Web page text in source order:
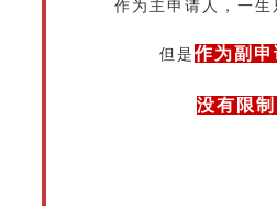
作为主申请人，一生
但是作为副申
没有限